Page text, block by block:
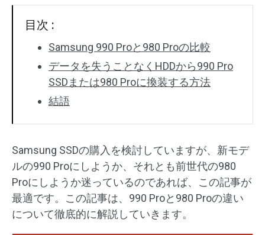
目次 :
Samsung 990 Proと980 Proの比較
データを失うことなくHDDから990 Pro
SSDまたは980 Proに換装する方法
結語
Samsung SSDの購入を検討していますが、新モデ
ルの990 Proにしようか、それとも前世代の980
Proにしようか迷っているのであれば、この記事が
最適です。この記事は、990 Proと980 Proの違い
について徹底的に解説していきます。